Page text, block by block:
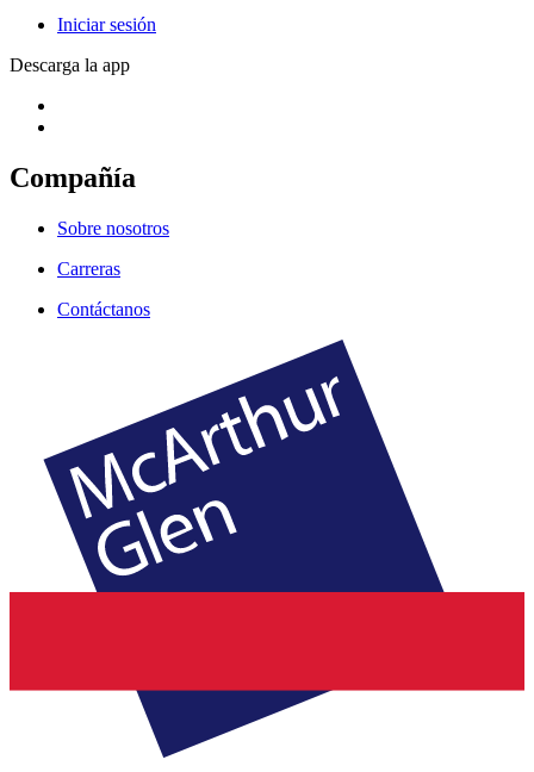
Iniciar sesión
Descarga la app
Compañía
Sobre nosotros
Carreras
Contáctanos